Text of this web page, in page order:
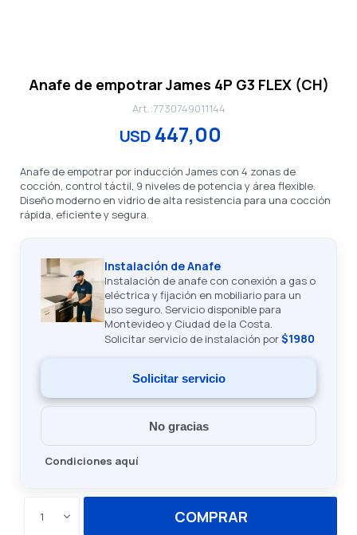
Anafe de empotrar James 4P G3 FLEX (CH)
7730749011144
USD 447,00
Anafe de empotrar por inducción James con 4 zonas de
cocción, control táctil, 9 niveles de potencia y área flexible.
Diseño moderno en vidrio de alta resistencia para una cocción
rápida, eficiente y segura.
Instalación de Anafe
Instalación de anafe con conexión a gas o
eléctrica y fijación en mobiliario para un
uso seguro. Servicio disponible para
Montevideo y Ciudad de la Costa.
Solicitar servicio de instalación por$1980
Solicitar servicio
No gracias
Condiciones aquí
1 COMPRAR